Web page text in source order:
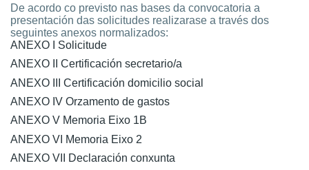
De acordo co previsto nas bases da convocatoria a
presentación das solicitudes realizarase a través dos
seguintes anexos normalizados:
ANEXO I Solicitude
ANEXO II Certificación secretario/a
ANEXO III Certificación domicilio social
ANEXO IV Orzamento de gastos
ANEXO V Memoria Eixo 1B
ANEXO VI Memoria Eixo 2
ANEXO VII Declaración conxunta